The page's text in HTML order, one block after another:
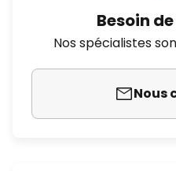
Besoin
Nos spécialistes
Nous